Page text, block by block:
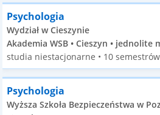
Psychologia
Wydział w Cieszynie
Akademia WSB • Cieszyn • jednolite
studia niestacjonarne • 10 semestrów
Psychologia
Wyższa Szkoła Bezpieczeństwa w